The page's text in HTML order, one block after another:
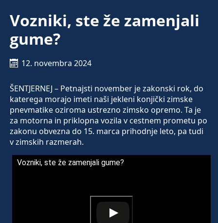
Vozniki, ste že zamenjali
gume?
12. novembra 2024
ŠENTJERNEJ – Petnajsti november je zakonski rok, do
katerega morajo imeti naši jekleni konjički zimske
pnevmatike oziroma ustrezno zimsko opremo. Ta je
za motorna in priklopna vozila v cestnem prometu po
zakonu obvezna do 15. marca prihodnje leto, pa tudi
v zimskih razmerah.
Vozniki, ste že zamenjali gume?